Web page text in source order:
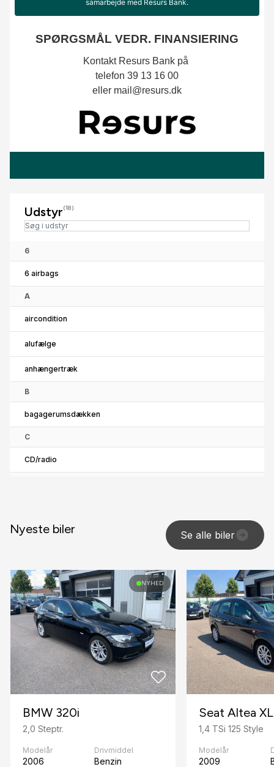
Udstyr(18)
6
6 airbags
A
aircondition
alufælge
anhængertræk
B
bagagerumsdækken
C
CD/radio
el-spejle
fjernbetjent centrallås
fuldautomatisk klimaanlæg
højdejusterbart førersæde
I
ISOFIX
K
kørecomputer
S
Nyeste biler Se alle biler
NYHED
BMW 320i
2,0 Steptr.
Modelår
2006
Drivmiddel
Benzin
Seat Altea XL
1,4 TSi 125 Style
Modelår
2009